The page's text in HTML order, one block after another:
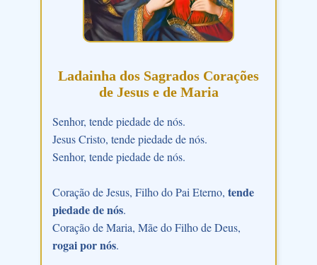
Ladainha dos Sagrados Corações
de Jesus e de Maria
Senhor, tende piedade de nós.
Jesus Cristo, tende piedade de nós.
Senhor, tende piedade de nós.
Coração de Jesus, Filho do Pai Eterno, tende
piedade de nós.
Coração de Maria, Mãe do Filho de Deus,
rogai por nós.